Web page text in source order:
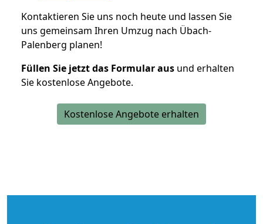
Kontaktieren Sie uns noch heute und lassen Sie
uns gemeinsam Ihren Umzug nach Übach-
Palenberg planen!
Füllen Sie jetzt das Formular aus und erhalten
Sie kostenlose Angebote.
Kostenlose Angebote erhalten